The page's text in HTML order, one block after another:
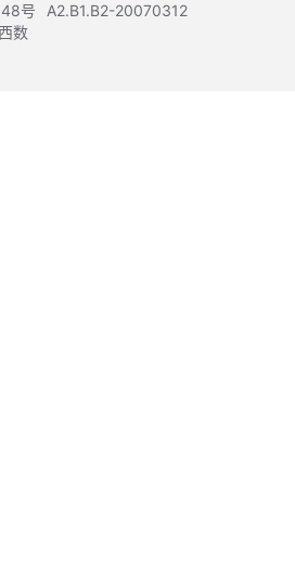
号
A2.B1.B2-20070312
数